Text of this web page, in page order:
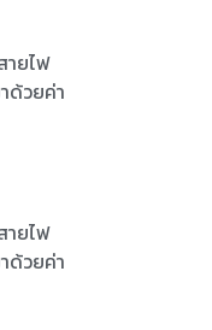
ายไฟ
ด้วยค่า
ายไฟ
ด้วยค่า